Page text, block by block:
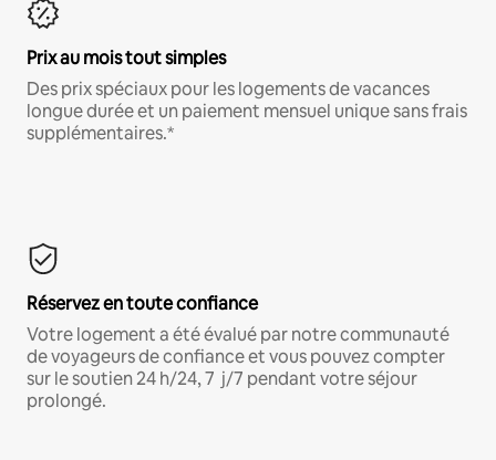
Prix au mois tout simples
Des prix spéciaux pour les logements de vacances
longue durée et un paiement mensuel unique sans frais
supplémentaires.*
Réservez en toute confiance
Votre logement a été évalué par notre communauté
de voyageurs de confiance et vous pouvez compter
sur le soutien 24 h/24, 7 j/7 pendant votre séjour
prolongé.